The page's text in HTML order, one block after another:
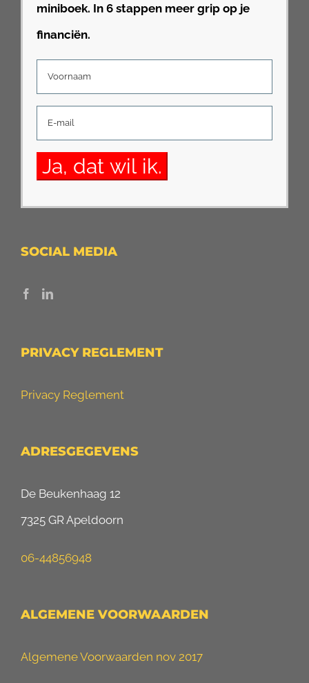
miniboek. In 6 stappen meer grip op je
financiën.
SOCIAL MEDIA
PRIVACY REGLEMENT
Privacy Reglement
ADRESGEGEVENS
De Beukenhaag 12
7325 GR Apeldoorn
06-44856948
ALGEMENE VOORWAARDEN
Algemene Voorwaarden nov 2017